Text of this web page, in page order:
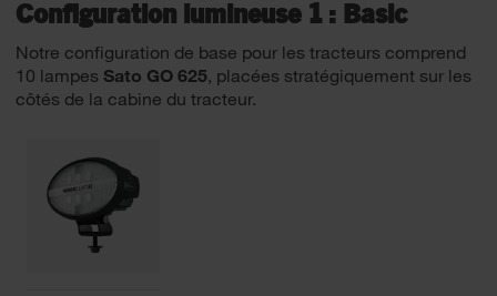
Configuration lumineuse 1 : Basic
Notre configuration de base pour les tracteurs comprend
10 lampes Sato GO 625, placées stratégiquement sur les
côtés de la cabine du tracteur.